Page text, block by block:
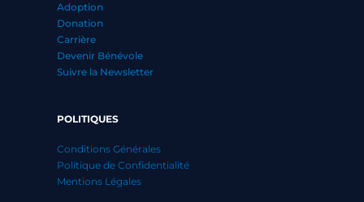
Adoption
Donation
Carrière
Devenir Bénévole
Suivre la Newsletter
POLITIQUES
Conditions Générales
Politique de Confidentialité
Mentions Légales